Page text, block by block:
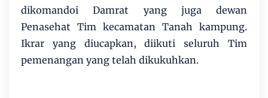
dikomandoi Damrat yang juga dewan
Penasehat Tim kecamatan Tanah kampung.
Ikrar yang diucapkan, diikuti seluruh Tim
pemenangan yang telah dikukuhkan.